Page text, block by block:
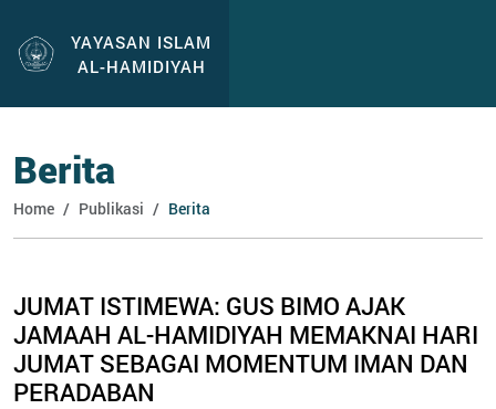
YAYASAN ISLAM
AL-HAMIDIYAH
Berita
Home Publikasi Berita
JUMAT ISTIMEWA: GUS BIMO AJAK
JAMAAH AL-HAMIDIYAH MEMAKNAI HARI
JUMAT SEBAGAI MOMENTUM IMAN DAN
PERADABAN